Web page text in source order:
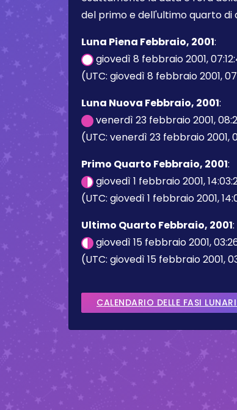
del primo e dell'ultimo quarto di
Luna Piena Febbraio, 2001:
giovedì 8 febbraio 2001,
(UTC: giovedì 8 febbraio 2001,
Luna Nuova Febbraio, 2001:
venerdì 23 febbraio 2001,
(UTC: venerdì 23 febbraio 2001,
Primo Quarto Febbraio, 2001:
giovedì 1 febbraio 2001,
(UTC: giovedì 1 febbraio 2001,
Ultimo Quarto Febbraio, 2001:
giovedì 15 febbraio 2001,
(UTC: giovedì 15 febbraio 2001,
CALENDARIO DELLE FASI